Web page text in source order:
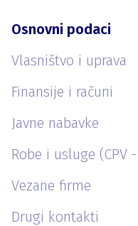
Osnovni podaci
Vlasništvo i uprava
Finansije i računi
Javne nabavke
Robe i usluge (CPV -
Vezane firme
Drugi kontakti